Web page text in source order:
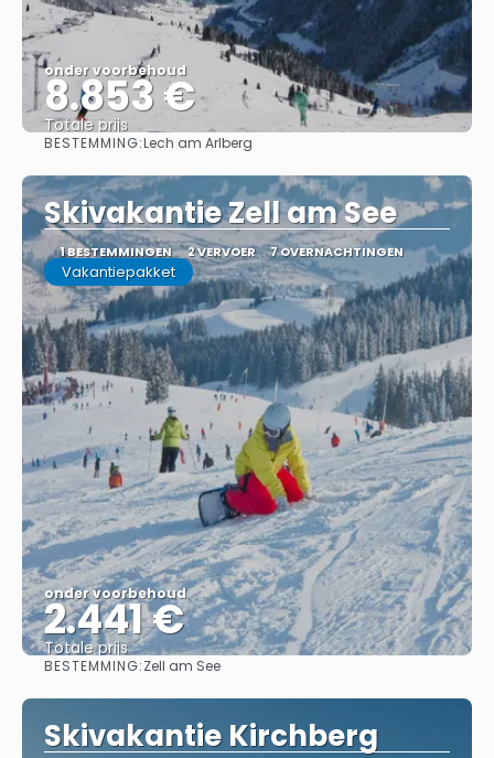
onder voorbehoud
8.853 €
Totale prijs
Bekijk
BESTEMMING:Lech am Arlberg
Skivakantie Zell am See
1 BESTEMMINGEN 2 VERVOER 7 OVERNACHTINGEN
Vakantiepakket
onder voorbehoud
2.441 €
Totale prijs
BESTEMMING:Zell am See
Skivakantie Kirchberg